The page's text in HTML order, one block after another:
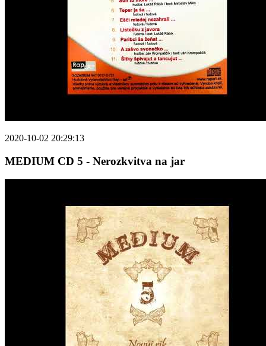
2020-10-02 20:29:13
MEDIUM CD 5 - Nerozkvitva na jar